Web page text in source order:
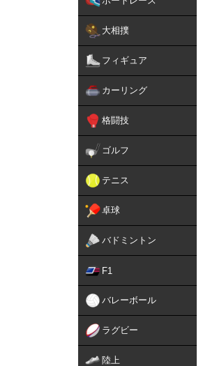
大相撲
フィギュア
カーリング
格闘技
ゴルフ
テニス
卓球
バドミントン
F1
バレーボール
ラグビー
陸上